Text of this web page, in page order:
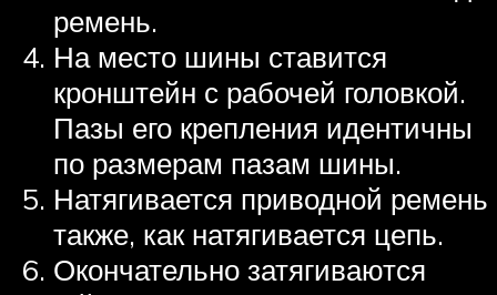
ремень.
На место шины ставится
кронштейн с рабочей головкой.
Пазы его крепления идентичны
по размерам пазам шины.
Натягивается приводной ремень
также, как натягивается цепь.
Окончательно затягиваются